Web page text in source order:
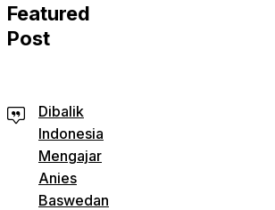
Featured
Post
Dibalik
Indonesia
Mengajar
Anies
Baswedan